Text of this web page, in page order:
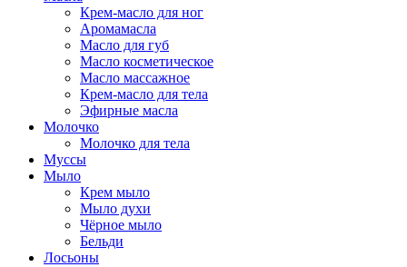
Крем-масло для ног
Аромамасла
Масло для губ
Масло косметическое
Масло массажное
Крем-масло для тела
Эфирные масла
Молочко
Молочко для тела
Муссы
Мыло
Крем мыло
Мыло духи
Чёрное мыло
Бельди
Лосьоны